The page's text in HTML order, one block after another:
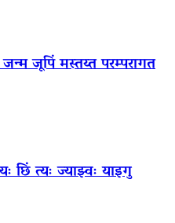
जूपिं मस्तय्त परम्परागत
छिं त्यः ज्याझ्वः याइगु